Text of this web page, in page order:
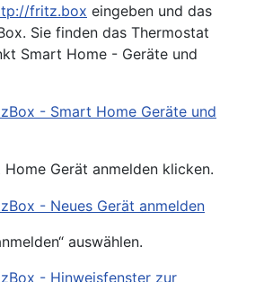
fritz.box eingeben und das
Sie finden das Thermostat
Smart Home - Geräte und
Gerät anmelden klicken.
auswählen.